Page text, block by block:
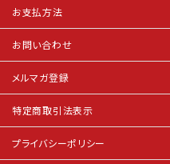
お支払方法
お問い合わせ
メルマガ登録
特定商取引法表示
プライバシーポリシー